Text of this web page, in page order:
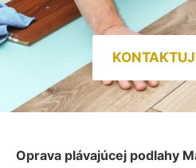
Oprava plávajúcej podlahy